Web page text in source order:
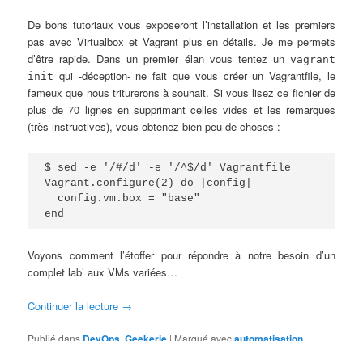
De bons tutoriaux vous exposeront l’installation et les premiers
pas avec Virtualbox et Vagrant plus en détails. Je me permets
d’être rapide. Dans un premier élan vous tentez un vagrant
init qui -déception- ne fait que vous créer un Vagrantfile, le
fameux que nous triturerons à souhait. Si vous lisez ce fichier de
plus de 70 lignes en supprimant celles vides et les remarques
(très instructives), vous obtenez bien peu de choses :
$ sed -e '/#/d' -e '/^$/d' Vagrantfile
Vagrant.configure(2) do |config|
  config.vm.box = "base"
end
Voyons comment l’étoffer pour répondre à notre besoin d’un
complet lab’ aux VMs variées…
Continuer la lecture →